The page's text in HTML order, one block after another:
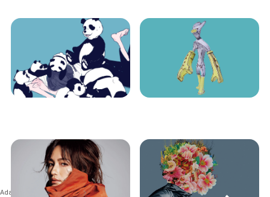
iw501001 iw501001
Garbage Heads
Mayumi Sada
iw501001
Flower Head
Adam byGMO iw501001 ギャラリー